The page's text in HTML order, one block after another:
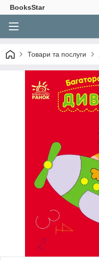
BooksStar
Товари та послуги